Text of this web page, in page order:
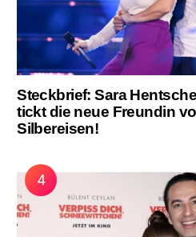
Steckbrief: Sara
tickt die neue Freundin
Silbereisen!